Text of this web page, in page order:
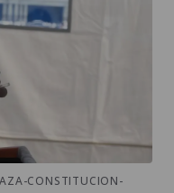
CONSTITUCION-